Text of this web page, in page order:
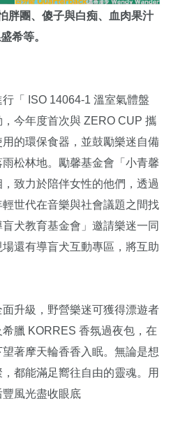
胖團、傻子與白痴、血肉果汁
希等。
「 ISO 14064-1 溫室氣體盤
今年度首次與 ZERO CUP 攜
的環保食器，並鼓勵樂迷自備
松林地。勵馨基金會「小青馨
致力於陪伴女性的他們，透過
世代在音樂與社會議題之間找
犬教育基金會」邀請樂迷一同
還有導盲犬互動專區，將互助
升級，野營樂迷可獲得漂遊者
臘 KORRES 香氛過夜包，在
著摩天輪香香入眠。無論是想
都能滿足嚮往自由的靈魂。用
風光盡收眼底